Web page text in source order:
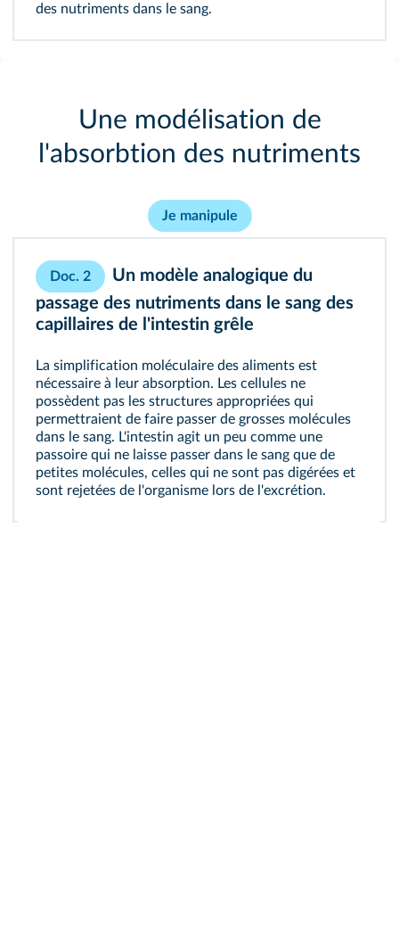
des nutriments dans le sang.
Une modélisation de
l'absorbtion des nutriments
Je manipule
Doc. 2
Un modèle analogique du
passage des nutriments dans le sang des
capillaires de l'intestin grêle
La simplification moléculaire des aliments est
nécessaire à leur absorption. Les cellules ne
possèdent pas les structures appropriées qui
permettraient de faire passer de grosses molécules
dans le sang. L'intestin agit un peu comme une
passoire qui ne laisse passer dans le sang que de
petites molécules, celles qui ne sont pas digérées et
sont rejetées de l'organisme lors de l'excrétion.